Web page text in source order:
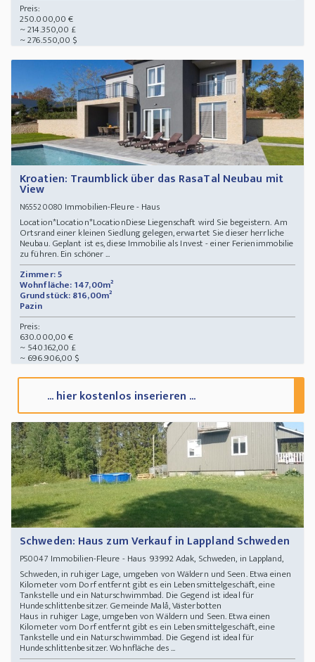
Preis:
250.000,00 €
~ 214.350,00 £
~ 276.550,00 $
Kroatien: Traumblick über das RasaTal Neubau mit
View
N65520080 Immobilien-Fleure - Haus
Location*Location*LocationDiese Liegenschaft wird Sie begeistern. Am
Ortsrand einer kleinen Siedlung gelegen, erwartet Sie dieser herrliche
Neubau. Geplant ist es, diese Immobilie als Invest - einer Ferienimmobilie
zu führen. Ein schöner ...
Zimmer: 5
Wohnfläche: 147,00m²
Grundstück: 816,00m²
Pazin
Preis:
630.000,00 €
~ 540.162,00 £
~ 696.906,00 $
... hier kostenlos inserieren ...
Schweden: Haus zum Verkauf in Lappland Schweden
PS0047 Immobilien-Fleure - Haus 93992 Adak, Schweden, in Lappland,
Schweden, in ruhiger Lage, umgeben von Wäldern und Seen. Etwa einen
Kilometer vom Dorf entfernt gibt es ein Lebensmittelgeschäft, eine
Tankstelle und ein Naturschwimmbad. Die Gegend ist ideal für
Hundeschlittenbesitzer. Gemeinde Malå, Västerbotten
Haus in ruhiger Lage, umgeben von Wäldern und Seen. Etwa einen
Kilometer vom Dorf entfernt gibt es ein Lebensmittelgeschäft, eine
Tankstelle und ein Naturschwimmbad. Die Gegend ist ideal für
Hundeschlittenbesitzer. Wohnfläche des ...